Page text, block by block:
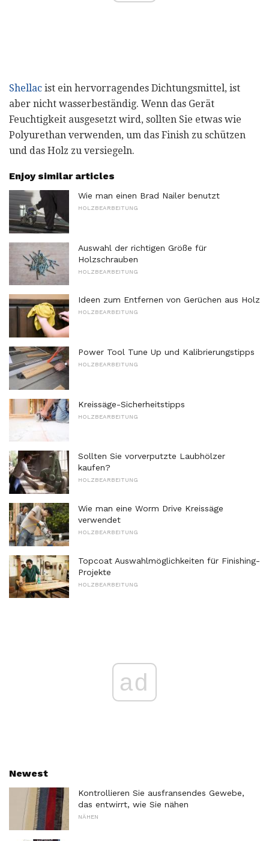
Shellac ist ein hervorragendes Dichtungsmittel, ist
aber nicht wasserbeständig. Wenn das Gerät
Feuchtigkeit ausgesetzt wird, sollten Sie etwas wie
Polyurethan verwenden, um das Finish zu schützen
und das Holz zu versiegeln.
Enjoy similar articles
Wie man einen Brad Nailer benutzt
HOLZBEARBEITUNG
Auswahl der richtigen Größe für
Holzschrauben
HOLZBEARBEITUNG
Ideen zum Entfernen von Gerüchen aus Holz
HOLZBEARBEITUNG
Power Tool Tune Up und Kalibrierungstipps
HOLZBEARBEITUNG
Kreissäge-Sicherheitstipps
HOLZBEARBEITUNG
Sollten Sie vorverputzte Laubhölzer
kaufen?
HOLZBEARBEITUNG
Wie man eine Worm Drive Kreissäge
verwendet
HOLZBEARBEITUNG
Topcoat Auswahlmöglichkeiten für Finishing-
Projekte
HOLZBEARBEITUNG
ad
Newest
Kontrollieren Sie ausfransendes Gewebe,
das entwirrt, wie Sie nähen
NÄHEN